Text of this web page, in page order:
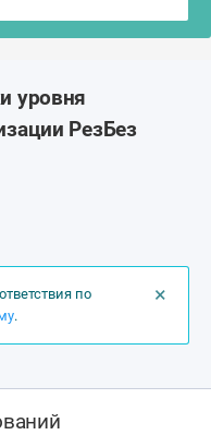
уровня
РезБез
×
по
.